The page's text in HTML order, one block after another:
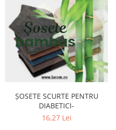
ȘOSETE SCURTE PENTRU
DIABETICI-
16,27 Lei